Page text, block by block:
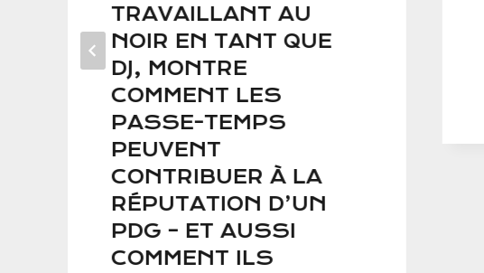
TRAVAILLANT AU
NOIR EN TANT QUE
DJ, MONTRE
COMMENT LES
PASSE-TEMPS
PEUVENT
CONTRIBUER À LA
RÉPUTATION D’UN
PDG – ET AUSSI
COMMENT ILS